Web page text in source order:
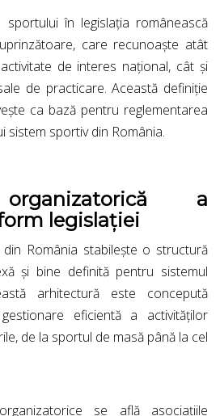
în legislația românească
care recunoaște atât
de interes național, cât și
de practicare. Această definiție
ca bază pentru reglementarea
sistem sportiv din România.
a
legislației
din România stabilește o structură
și bine definită pentru sistemul
arhitectură este concepută
eficientă a activităților
de la sportul de masă până la cel
se află asociațiile